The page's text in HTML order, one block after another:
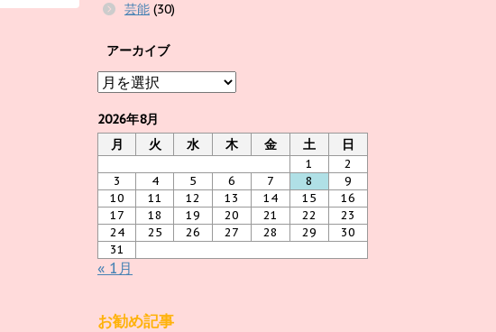
芸能 (30)
アーカイブ
ア
カ
イ
ブ
2026年8月
月
火 水 木 金 土 日
1
2
3
4 5 6 7 8
9
10
11 12 13 14 15
16
17
18 19 20 21 22
23
24
25 26 27 28 29
30
31
« 1月
お勧め記事